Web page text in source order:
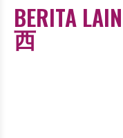
BERITA
西